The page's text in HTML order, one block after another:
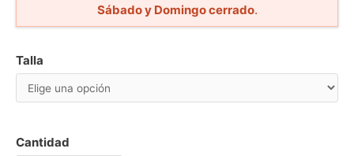
Sábado y Domingo cerrado.
Talla
Cantidad